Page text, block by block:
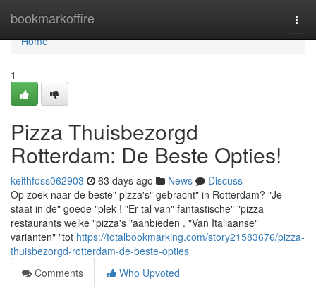
bookmarkoffire
Home
Home
1
Pizza Thuisbezorgd
Rotterdam: De Beste Opties!
keithfoss062903 63 days ago News
Discuss
Op zoek naar de beste" pizza's" gebracht" in Rotterdam? "Je
staat in de" goede "plek ! "Er tal van" fantastische" "pizza
restaurants welke "pizza's "aanbieden . "Van Italiaanse"
varianten" "tot https://totalbookmarking.com/story21583676/pizza-
thuisbezorgd-rotterdam-de-beste-opties
Comments
Who Upvoted